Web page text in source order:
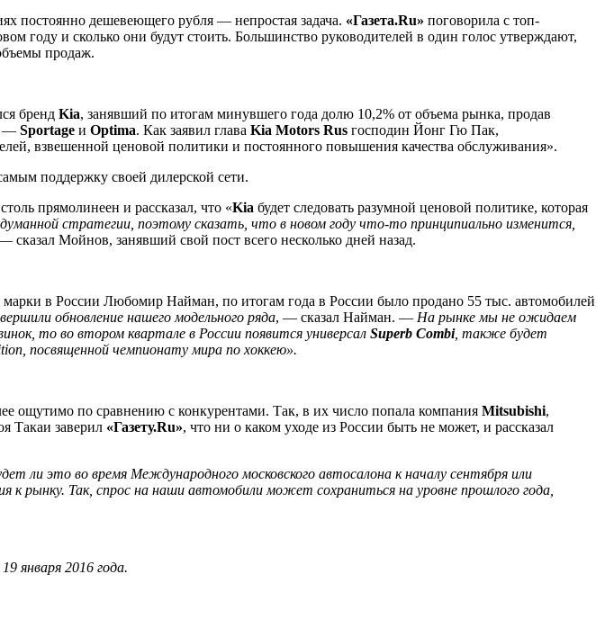
постоянно дешевеющего рубля — непростая задача. «Газета.Ru» поговорила с топ-
году и сколько они будут стоить. Большинство руководителей в один голос утверждают,
продаж.
бренд Kia, занявший по итогам минувшего года долю 10,2% от объема рынка, продав
— Sportage и Optima. Как заявил глава Kia Motors Rus господин Йонг Гю Пак,
взвешенной ценовой политики и постоянного повышения качества обслуживания».
поддержку своей дилерской сети.
прямолинеен и рассказал, что «Kia будет следовать разумной ценовой политике, которая
стратегии, поэтому сказать, что в новом году что-то принципиально изменится,
сказал Мойнов, занявший свой пост всего несколько дней назад.
марки в России Любомир Найман, по итогам года в России было продано 55 тыс. автомобилей
обновление нашего модельного ряда, — сказал Найман. — На рынке мы не ожидаем
то во втором квартале в России появится универсал Superb Combi, также будет
посвященной чемпионату мира по хоккею».
ощутимо по сравнению с конкурентами. Так, в их число попала компания Mitsubishi,
Такаи заверил «Газету.Ru», что ни о каком уходе из России быть не может, и рассказал
ли это во время Международного московского автосалона к началу сентября или
Так, спрос на наши автомобили может сохраниться на уровне прошлого года,
января 2016 года.